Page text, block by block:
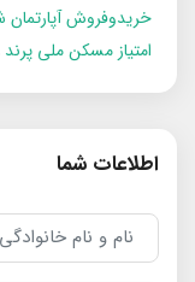
خریدوفروش آپارتمان
امتیاز مسکن ملی پرند
اطلاعات شما